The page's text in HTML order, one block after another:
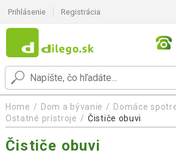
Prihlásenie Registrácia
Home Dom a bývanie
Domáce
Ostatné prístroje
Čističe obuvi
Čističe obuvi